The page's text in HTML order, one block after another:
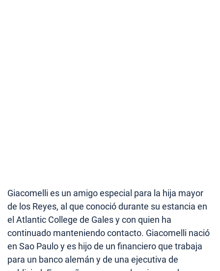
Giacomelli es un amigo especial para la hija mayor
de los Reyes, al que conoció durante su estancia en
el Atlantic College de Gales y con quien ha
continuado manteniendo contacto. Giacomelli nació
en Sao Paulo y es hijo de un financiero que trabaja
para un banco alemán y de una ejecutiva de